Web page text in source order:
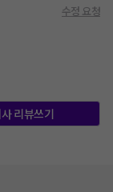
수정 요청
리뷰쓰기